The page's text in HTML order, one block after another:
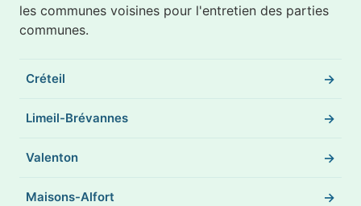
les communes voisines pour l'entretien des parties
communes.
Créteil
Limeil-Brévannes
Valenton
Maisons-Alfort